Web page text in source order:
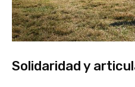
Solidaridad y